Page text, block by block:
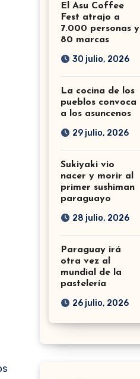
El Asu Coffee
Fest atrajo a
7.000 personas y
80 marcas
30 julio, 2026
La cocina de los
pueblos convoca
a los asuncenos
29 julio, 2026
Sukiyaki vio
nacer y morir al
primer sushiman
paraguayo
28 julio, 2026
Paraguay irá
otra vez al
mundial de la
pastelería
26 julio, 2026